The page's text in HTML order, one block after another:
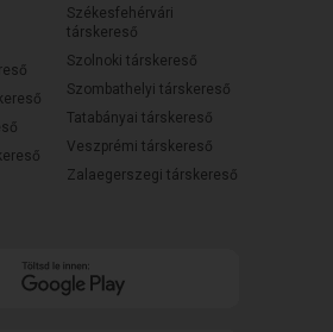
Székesfehérvári
társkereső
Szolnoki társkereső
Szombathelyi társkereső
Tatabányai társkereső
Veszprémi társkereső
Zalaegerszegi társkereső